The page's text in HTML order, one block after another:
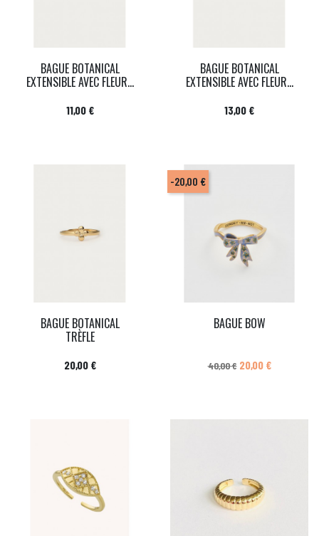
BAGUE BOTANICAL
EXTENSIBLE AVEC FLEUR...
Prix
11,00 €
BAGUE BOTANICAL
EXTENSIBLE AVEC FLEUR...
Prix
13,00 €
BAGUE BOTANICAL
TRÈFLE
Prix
20,00 €
BAGUE BOW
Prix de base
40,00 € Prix
20,00 €
-20,00 €